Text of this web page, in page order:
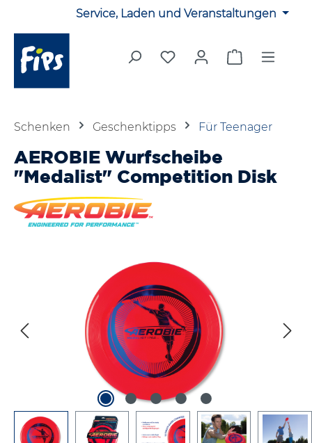
Zum Hauptinhalt springenService, Laden und Veranstaltungen
Du hast 0 Produkte auf
Warenkorb
Schenken Geschenktipps Für Teenager
AEROBIE Wurfscheibe
"Medalist" Competition Disk
Bildergalerie überspringen